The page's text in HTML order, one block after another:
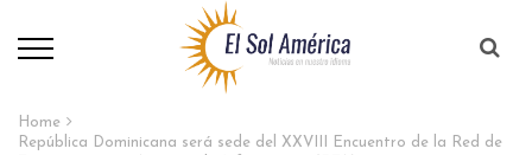
Home
República Dominicana será sede del XXVIII Encuentro de la Red de